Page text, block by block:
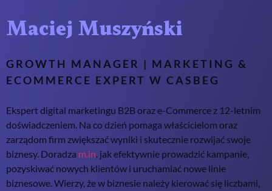
Maciej Muszyński
GROWTH MANAGER | MARKETING &
ECOMMERCE EXPERT W CASBEG
Ekspert digital marketingu B2B oraz e-Commerce z 12-letnim
doświadczeniem. Na co dzień pomaga właścicielom oraz
zarządom firm zwiększać wyniki i skutecznie rozwijać swoje
biznesy. Doradza m.in. jak efektywnie prowadzić kampanie,
pozyskiwać nowych klientów i uruchamiać nowe linie
biznesowe. Wierzy, że w biznesie należy kierować się liczbami,